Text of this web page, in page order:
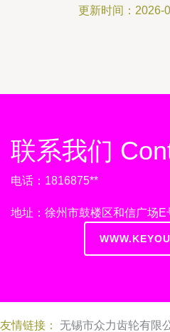
香吗
更新时间：2026-
联系我们
电话：1816875**
地址：徐州市鼓楼区和信广场E
友情链接： 无锡市众力齿轮有限